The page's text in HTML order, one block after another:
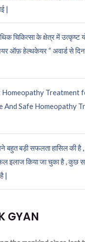
|
चिकित्सा के क्षेत्र में
ऑफ़ हेल्थकेयर “ अवार्ड से
Treatment
And Safe Homeopathy
बहुत बड़ी सफलता हासिल की है
इलाज किया जा चुका है , कुछ
|
GYAN